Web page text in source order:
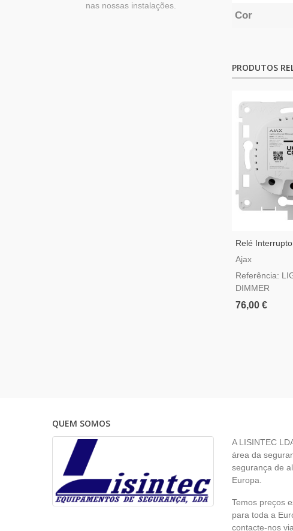
nas nossas instalações.
Cor
PRODUTOS
Relé
Inteligente
Ajax
Referência:
DIMMER
76,00 €
QUEM SOMOS
A LISINTEC
área da
segurança de
Europa.
Temos preços
para toda a
contacte-nos